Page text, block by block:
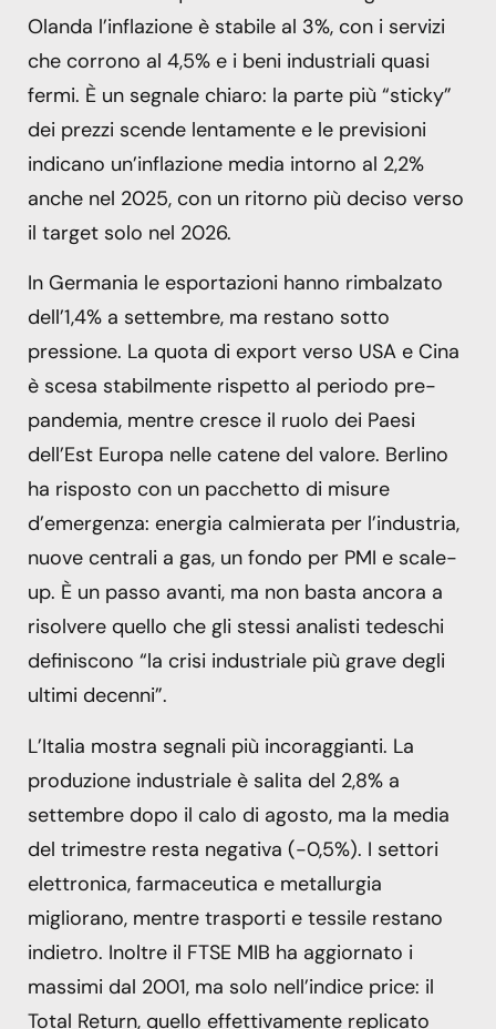
Olanda l’inflazione è stabile al 3%, con i servizi
che corrono al 4,5% e i beni industriali quasi
fermi. È un segnale chiaro: la parte più “sticky”
dei prezzi scende lentamente e le previsioni
indicano un’inflazione media intorno al 2,2%
anche nel 2025, con un ritorno più deciso verso
il target solo nel 2026.
In Germania le esportazioni hanno rimbalzato
dell’1,4% a settembre, ma restano sotto
pressione. La quota di export verso USA e Cina
è scesa stabilmente rispetto al periodo pre-
pandemia, mentre cresce il ruolo dei Paesi
dell’Est Europa nelle catene del valore. Berlino
ha risposto con un pacchetto di misure
d’emergenza: energia calmierata per l’industria,
nuove centrali a gas, un fondo per PMI e scale-
up. È un passo avanti, ma non basta ancora a
risolvere quello che gli stessi analisti tedeschi
definiscono “la crisi industriale più grave degli
ultimi decenni”.
L’Italia mostra segnali più incoraggianti. La
produzione industriale è salita del 2,8% a
settembre dopo il calo di agosto, ma la media
del trimestre resta negativa (-0,5%). I settori
elettronica, farmaceutica e metallurgia
migliorano, mentre trasporti e tessile restano
indietro. Inoltre il FTSE MIB ha aggiornato i
massimi dal 2001, ma solo nell’indice price: il
Total Return, quello effettivamente replicato